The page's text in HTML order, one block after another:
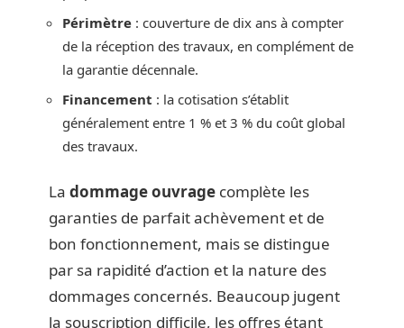
Périmètre : couverture de dix ans à compter
de la réception des travaux, en complément de
la garantie décennale.
Financement : la cotisation s’établit
généralement entre 1 % et 3 % du coût global
des travaux.
La dommage ouvrage complète les
garanties de parfait achèvement et de
bon fonctionnement, mais se distingue
par sa rapidité d’action et la nature des
dommages concernés. Beaucoup jugent
la souscription difficile, les offres étant